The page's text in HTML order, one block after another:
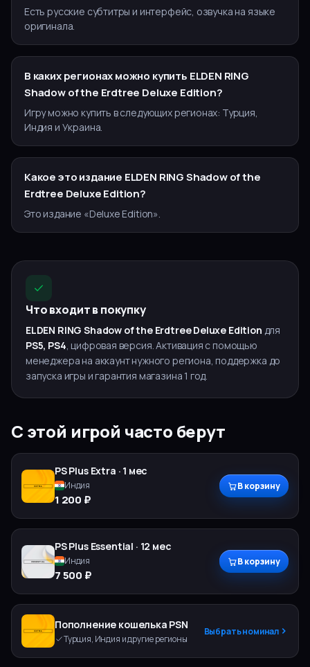
Есть русские субтитры и интерфейс, озвучка на языке
оригинала.
В каких регионах можно купить ELDEN RING
Shadow of the Erdtree Deluxe Edition?
Игру можно купить в следующих регионах: Турция,
Индия и Украина.
Какое это издание ELDEN RING Shadow of the
Erdtree Deluxe Edition?
Это издание «Deluxe Edition».
Что входит в покупку
ELDEN RING Shadow of the Erdtree Deluxe Edition для
PS5, PS4, цифровая версия. Активация с помощью
менеджера на аккаунт нужного региона, поддержка до
запуска игры и гарантия магазина 1 год.
С этой игрой часто берут
PS Plus Extra · 1 мес
Индия
1 200 ₽
В корзину
PS Plus Essential · 12 мес
Индия
7 500 ₽
В корзину
Пополнение кошелька PSN
Турция, Индия и другие регионы
Выбрать номинал